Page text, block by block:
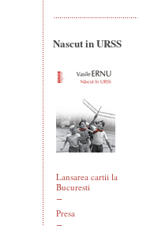
Nascut in URSS
Lansarea cartii la
Bucuresti
Presa